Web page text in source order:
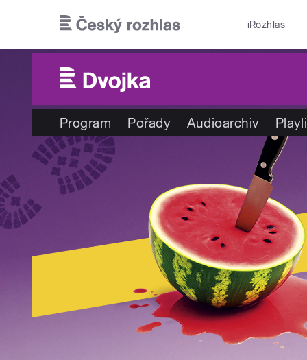
iRozhlas
Program Pořady Audioarchiv